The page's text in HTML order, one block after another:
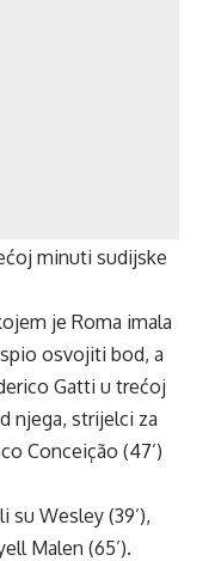
minuti sudijske
je Roma imala
osvojiti bod, a
Gatti u trećoj
njega, strijelci za
Conceição (47’)
su Wesley (39’),
Malen (65’).